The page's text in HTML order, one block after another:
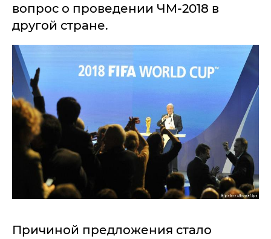
вопрос о проведении ЧМ-2018 в
другой стране.
Причиной предложения стало